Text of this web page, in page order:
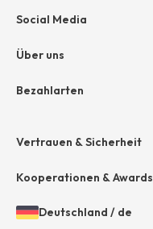
Retoure
AGB
Grounding Page
Geschenkgutscheine
Größentabelle
Social Media
Über uns
Unternehmen
Bezahlarten
Amazon Pay
VISA
Vertrauen & Sicherheit
Kooperationen & Awards
Öffnen
Gewähltes
Deutschland / de